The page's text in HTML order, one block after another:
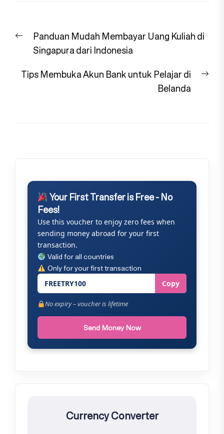
pos
Previous
post:
Panduan Mudah Membayar Uang Kuliah di
Singapura dari Indonesia
Tips Membuka Akun Bank untuk Pelajar di
Belanda
Your First Transfer is Free - No
Fees!
Use this voucher to enjoy zero fees when
sending money abroad for your first
transaction.
Valid for all countries
Only for your first transaction
FREETRY100 Copy
No expiry – voucher is lifetime
Send Money Now
Currency Converter